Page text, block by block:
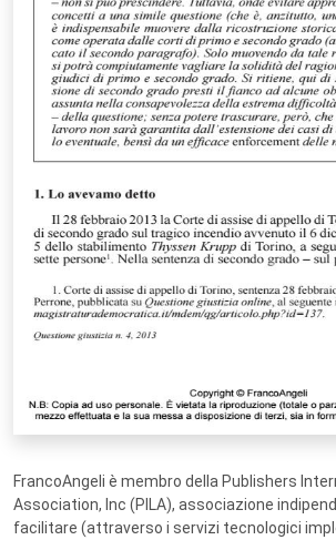
FrancoAngeli è membro della Publishers
Association, Inc (PILA), associazione
facilitare (attraverso i servizi tecnologici